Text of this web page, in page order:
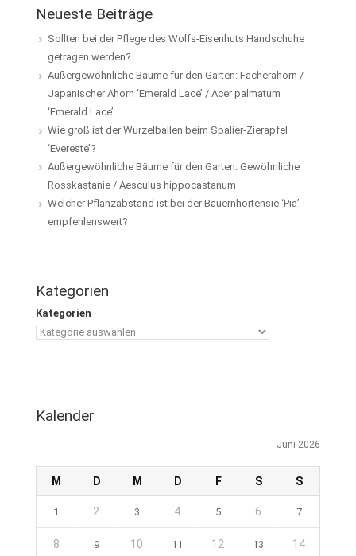
Neueste Beiträge
Sollten bei der Pflege des Wolfs-Eisenhuts Handschuhe
getragen werden?
Außergewöhnliche Bäume für den Garten: Fächerahorn /
Japanischer Ahorn ‘Emerald Lace’ / Acer palmatum
‘Emerald Lace’
Wie groß ist der Wurzelballen beim Spalier-Zierapfel
‘Evereste’?
Außergewöhnliche Bäume für den Garten: Gewöhnliche
Rosskastanie / Aesculus hippocastanum
Welcher Pflanzabstand ist bei der Bauernhortensie ‘Pia’
empfehlenswert?
Kategorien
Kategorien
Kalender
Juni 2026
M D M D F S S
1 2 3 4 5 6 7
8 9 10 11 12 13 14